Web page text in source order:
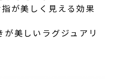
が美しく見える効果
美しいラグジュアリ